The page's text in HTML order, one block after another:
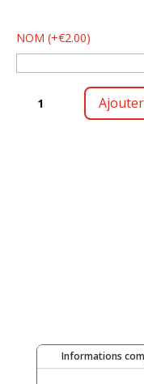
NOM (+€2.00)
Informations